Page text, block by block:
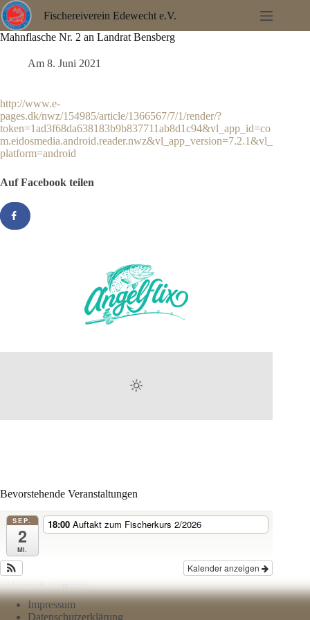
Zum
Inhalt
springen
Fischereiverein Edewecht e.V.
Mahnflasche Nr. 2 an Landrat Bensberg
Am 8. Juni 2021
http://www.e-
pages.dk/nwz/154985/article/1366567/7/1/render/?
token=1ad3f68da638183b9b837711ab8d1c94&vl_app_id=co
m.eidosmedia.android.reader.nwz&vl_app_version=7.2.1&vl_
platform=android
Auf Facebook teilen
Bevorstehende Veranstaltungen
SEP.
2
Mi.
18:00 Auftakt zum Fischerkurs 2/2026
Kalender anzeigen
Rechtliche Angaben
Impressum
Datenschutzerklärung